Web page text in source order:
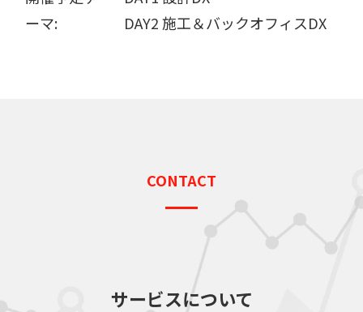
ーマ:
DAY2 施工＆バックオフィスDX
CONTACT
サービスについて